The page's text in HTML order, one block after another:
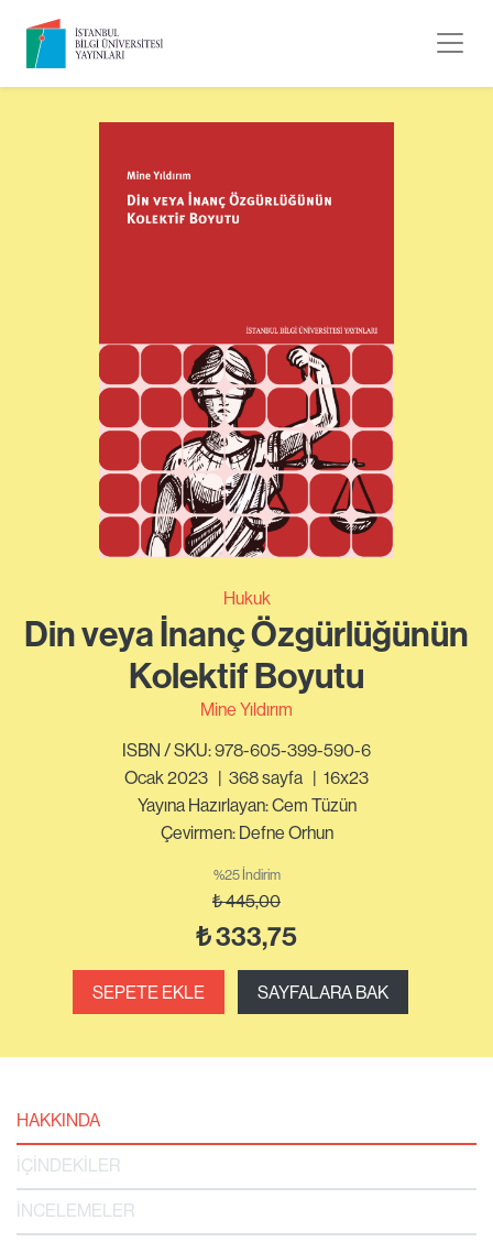
Hukuk
Din veya İnanç Özgürlüğünün
Kolektif Boyutu
Mine Yıldırım
ISBN / SKU: 978-605-399-590-6
Ocak 2023 | 368sayfa | 16x23
Yayına Hazırlayan: Cem Tüzün
Çevirmen: Defne Orhun
%25 İndirim
₺445,00
₺333,75
SEPETE EKLE SAYFALARA BAK
HAKKINDA
İÇİNDEKİLER
İNCELEMELER